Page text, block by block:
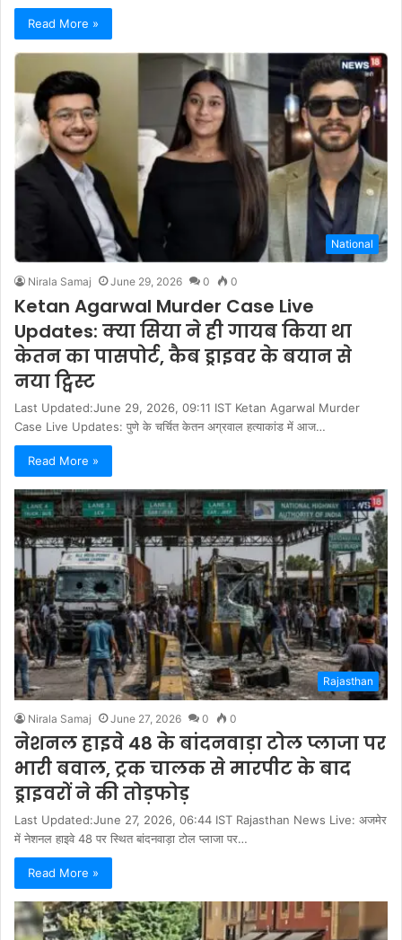
Read More »
National
Nirala Samaj June 29, 2026 0 0
Ketan Agarwal Murder Case Live
Updates: क्या सिया ने ही गायब किया था
केतन का पासपोर्ट, कैब ड्राइवर के बयान से
नया ट्विस्ट
Last Updated:June 29, 2026, 09:11 IST Ketan Agarwal Murder
Case Live Updates: पुणे के चर्चित केतन अग्रवाल हत्याकांड में आज…
Read More »
Rajasthan
Nirala Samaj June 27, 2026 0 0
नेशनल हाइवे 48 के बांदनवाड़ा टोल प्लाजा पर
भारी बवाल, ट्रक चालक से मारपीट के बाद
ड्राइवरों ने की तोड़फोड़
Last Updated:June 27, 2026, 06:44 IST Rajasthan News Live: अजमेर
में नेशनल हाइवे 48 पर स्थित बांदनवाड़ा टोल प्लाजा पर…
Read More »